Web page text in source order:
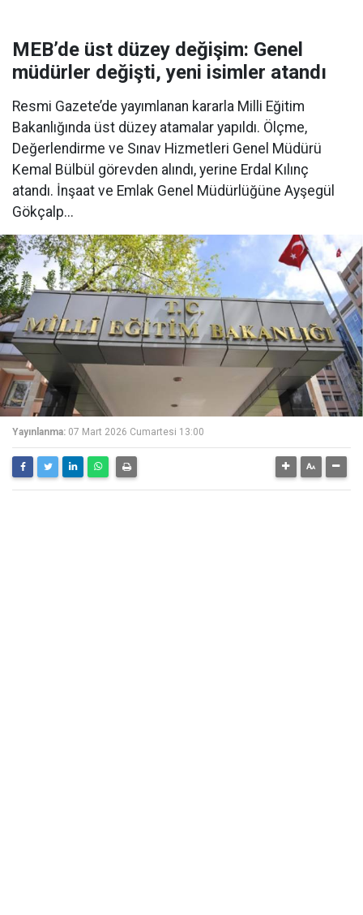
MEB’de üst düzey değişim: Genel
müdürler değişti, yeni isimler atandı
Resmi Gazete’de yayımlanan kararla Milli Eğitim
Bakanlığında üst düzey atamalar yapıldı. Ölçme,
Değerlendirme ve Sınav Hizmetleri Genel Müdürü
Kemal Bülbül görevden alındı, yerine Erdal Kılınç
atandı. İnşaat ve Emlak Genel Müdürlüğüne Ayşegül
Gökçalp...
Yayınlanma: 07 Mart 2026 Cumartesi 13:00